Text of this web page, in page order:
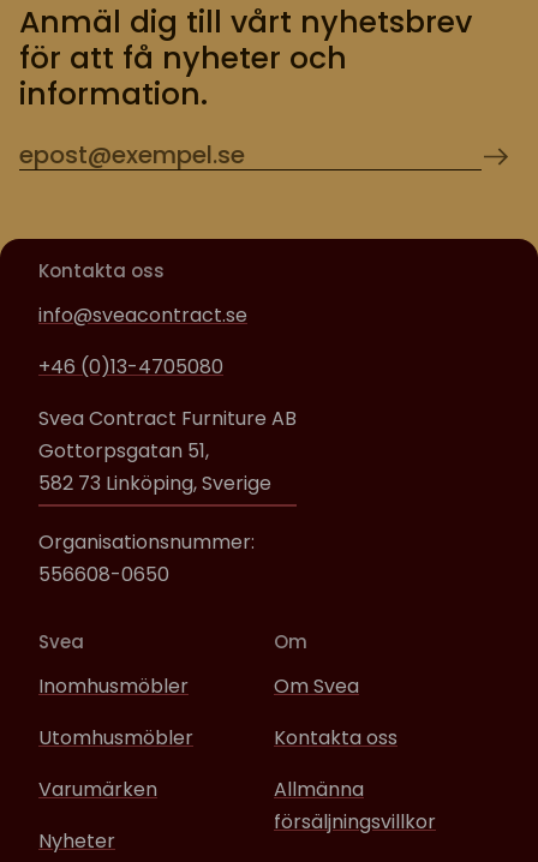
Anmäl dig till vårt nyhetsbrev
för att få nyheter och
information.
Kontakta oss
info@sveacontract.se
+46 (0)13-4705080
Svea Contract Furniture AB
Gottorpsgatan 51,
582 73 Linköping, Sverige
Organisationsnummer:
556608-0650
Svea
Inomhusmöbler
Utomhusmöbler
Varumärken
Nyheter
Om
Om Svea
Kontakta oss
Allmänna
försäljningsvillkor